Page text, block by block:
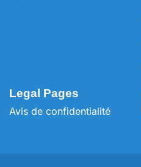
Legal Pages
Avis de confidentialité